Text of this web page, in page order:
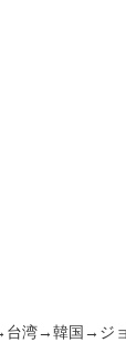
湾→韓国→ジ